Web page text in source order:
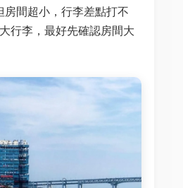
房間超小，行李差點打不
行李，最好先確認房間大